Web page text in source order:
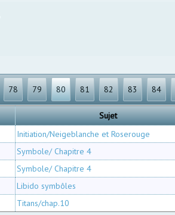
78 79 80 81 82 83 84
Sujet
Initiation/Neigeblanche et Roserouge
Symbole/ Chapitre 4
Symbole/ Chapitre 4
Libido symbôles
Titans/chap.10